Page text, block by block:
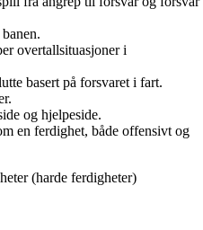
overtallsituasjoner i
basert på forsvaret i fart.
og hjelpeside.
en ferdighet, både offensivt og
(harde ferdigheter)